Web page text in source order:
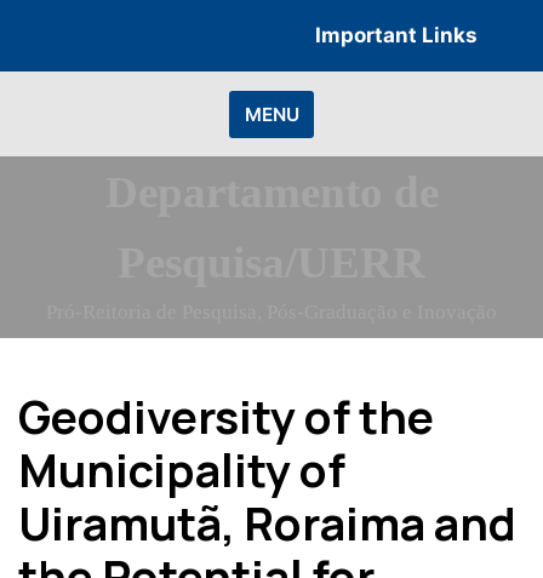
content
Important Links
MENU
Geodiversity of the
Municipality of
Uiramutã, Roraima and